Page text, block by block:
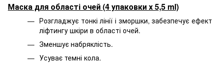
Маска для області очей (4 упаковки х 5,5 ml)
Розгладжує тонкі лінії і зморшки, забезпечує ефект
ліфтингу шкіри в області очей.
Зменшує набряклість.
Усуває темні кола.